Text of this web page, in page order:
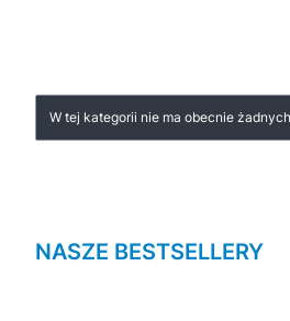
Lista produktów
W tej kategorii nie ma obecnie
NASZE BESTSELLERY